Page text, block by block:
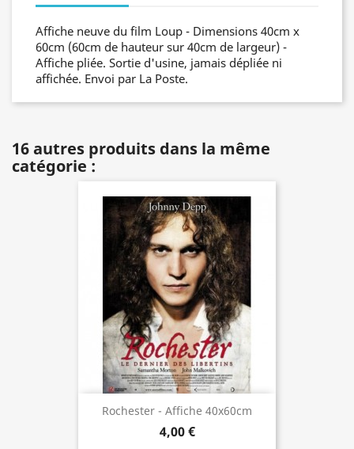
Affiche neuve du film Loup - Dimensions 40cm x
60cm (60cm de hauteur sur 40cm de largeur) -
Affiche pliée. Sortie d'usine, jamais dépliée ni
affichée. Envoi par La Poste.
16 autres produits dans la même
catégorie :
Rochester - Affiche 40x60cm
4,00 €